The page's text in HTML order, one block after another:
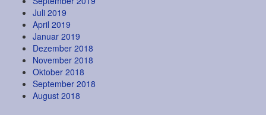
Juli 2019
April 2019
Januar 2019
Dezember 2018
November 2018
Oktober 2018
September 2018
August 2018